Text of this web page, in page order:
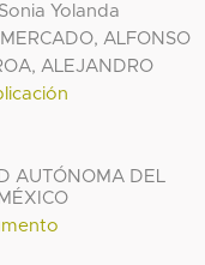
Yolanda
ALFONSO
ALEJANDRO
AUTÓNOMA DEL